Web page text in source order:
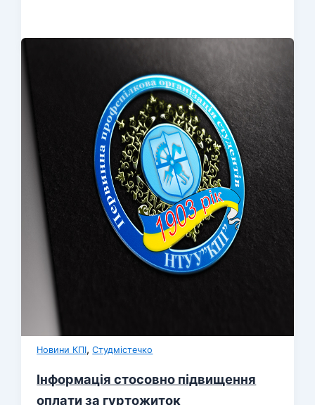
Новини КПІ,Студмістечко
Інформація стосовно підвищення
оплати за гуртожиток